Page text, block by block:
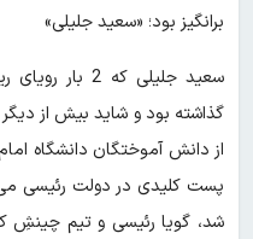
برانگیز بود؛ «سعید جلیلی»
سعید جلیلی که
گذاشته بود و شاید بیش از
از دانش آموختگان دانشگاه
پست کلیدی در دولت رئیسی می
شد، گویا رئیسی و تیم چینشِ